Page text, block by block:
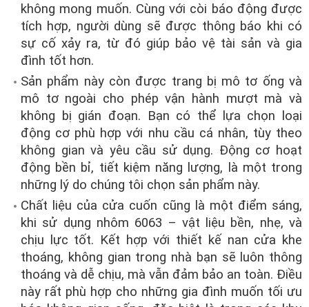
không mong muốn. Cùng với còi báo động được
tích hợp, người dùng sẽ được thông báo khi có
sự cố xảy ra, từ đó giúp bảo vệ tài sản và gia
đình tốt hơn.
Sản phẩm này còn được trang bị mô tơ ống và
mô tơ ngoài cho phép vận hành mượt mà và
không bị gián đoạn. Bạn có thể lựa chọn loại
động cơ phù hợp với nhu cầu cá nhân, tùy theo
không gian và yêu cầu sử dụng. Động cơ hoạt
động bền bỉ, tiết kiệm năng lượng, là một trong
những lý do chúng tôi chọn sản phẩm này.
Chất liệu của cửa cuốn cũng là một điểm sáng,
khi sử dụng nhôm 6063 – vật liệu bền, nhẹ, và
chịu lực tốt. Kết hợp với thiết kế nan cửa khe
thoáng, không gian trong nhà bạn sẽ luôn thông
thoáng và dễ chịu, mà vẫn đảm bảo an toàn. Điều
này rất phù hợp cho những gia đình muốn tối ưu